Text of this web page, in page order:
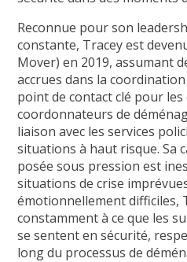
Reconnue pour son
constante, Tracey est
Mover) en 2019, assumant
accrues dans la
point de contact clé pour
coordonnateurs de
liaison avec les services
situations à haut risque. Sa
posée sous pression est
situations de crise
émotionnellement difficiles,
constamment à ce que les
se sentent en sécurité,
long du processus de